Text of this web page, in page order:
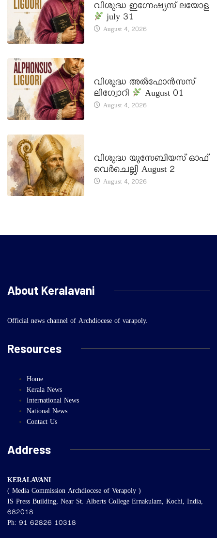
വിശുദ്ധ ഇഗ്നേഷ്യസ് ലയോള
july 31
August 4, 2026
വിശുദ്ധ അൽഫോൻസസ്
ലിഗ്വോറി
August 01
August 4, 2026
വിശുദ്ധ യൂസേബിയസ് ഓഫ്
വെർചെല്ലി August 2
August 4, 2026
About Keralavani
Official news channel of Archdiocese of varapoly.
Resources
Home
Kerala News
International News
National News
Contact Us
Address
KERALAVANI
( Media Commission Archdiocese of Verapoly )
IS Press Building, Near St. Alberts College Ernakulam, Kochi, India,
682018
Ph: 91 62826 10318